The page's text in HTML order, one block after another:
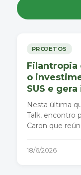
PROJETOS
Filantropia
o
SUS e
Nesta última
Talk, encontro
Caron que
transparência e
18/6/2026